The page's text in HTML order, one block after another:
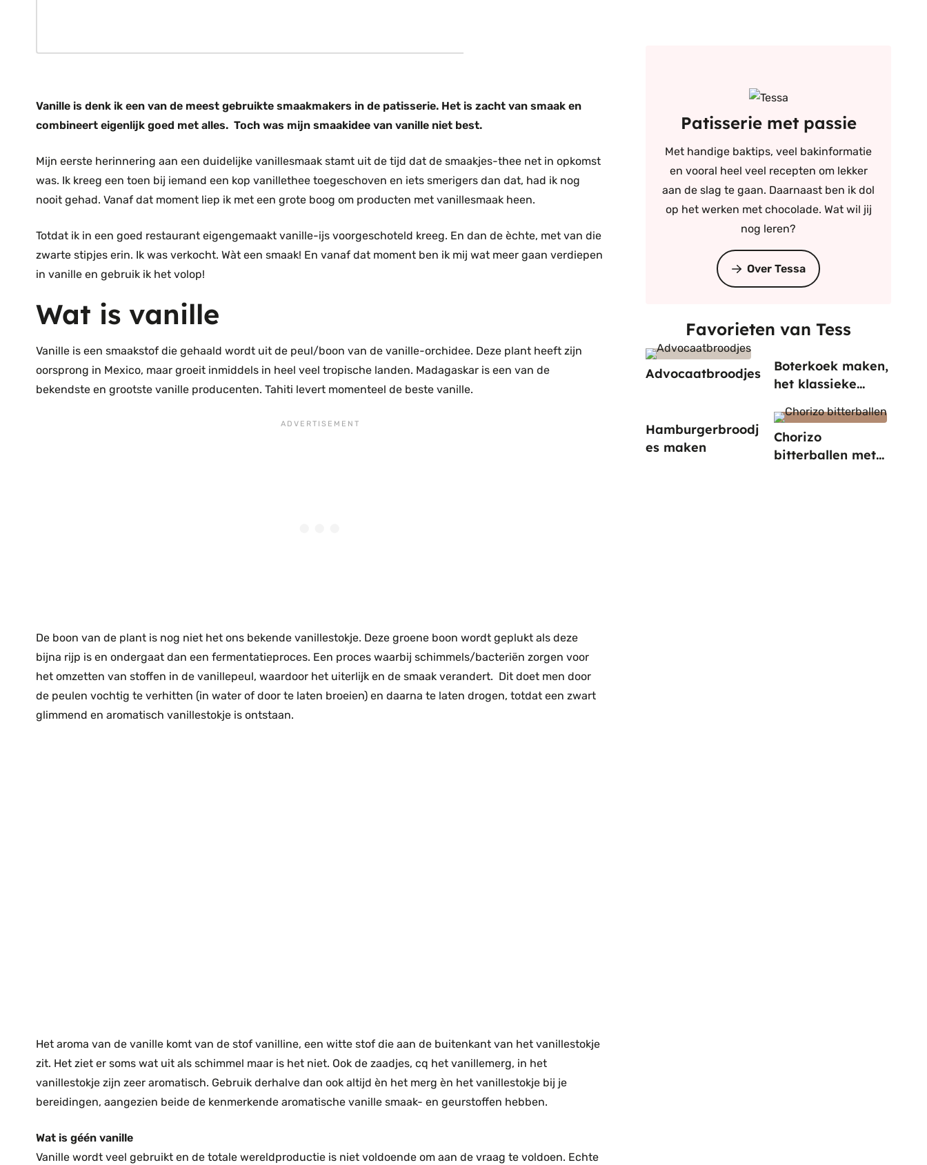
Vanille is denk ik een van de meest gebruikte smaakmakers in de patisserie. Het is zacht van smaak en
combineert eigenlijk goed met alles. Toch was mijn smaakidee van vanille niet best.
Mijn eerste herinnering aan een duidelijke vanillesmaak stamt uit de tijd dat de smaakjes-thee net in opkomst
was. Ik kreeg een toen bij iemand een kop vanillethee toegeschoven en iets smerigers dan dat, had ik nog
nooit gehad. Vanaf dat moment liep ik met een grote boog om producten met vanillesmaak heen.
Totdat ik in een goed restaurant eigengemaakt vanille-ijs voorgeschoteld kreeg. En dan de èchte, met van die
zwarte stipjes erin. Ik was verkocht. Wàt een smaak! En vanaf dat moment ben ik mij wat meer gaan verdiepen
in vanille en gebruik ik het volop!
Wat is vanille
Vanille is een smaakstof die gehaald wordt uit de peul/boon van de vanille-orchidee. Deze plant heeft zijn
oorsprong in Mexico, maar groeit inmiddels in heel veel tropische landen. Madagaskar is een van de
bekendste en grootste vanille producenten. Tahiti levert momenteel de beste vanille.
De boon van de plant is nog niet het ons bekende vanillestokje. Deze groene boon wordt geplukt als deze
bijna rijp is en ondergaat dan een fermentatieproces. Een proces waarbij schimmels/bacteriën zorgen voor
het omzetten van stoffen in de vanillepeul, waardoor het uiterlijk en de smaak verandert. Dit doet men door
de peulen vochtig te verhitten (in water of door te laten broeien) en daarna te laten drogen, totdat een zwart
glimmend en aromatisch vanillestokje is ontstaan.
Het aroma van de vanille komt van de stof vanilline, een witte stof die aan de buitenkant van het vanillestokje
zit. Het ziet er soms wat uit als schimmel maar is het niet. Ook de zaadjes, cq het vanillemerg, in het
vanillestokje zijn zeer aromatisch. Gebruik derhalve dan ook altijd èn het merg èn het vanillestokje bij je
bereidingen, aangezien beide de kenmerkende aromatische vanille smaak- en geurstoffen hebben.
Wat is géén vanille
Vanille wordt veel gebruikt en de totale wereldproductie is niet voldoende om aan de vraag te voldoen. Echte
Patisserie met passie
Met handige baktips, veel bakinformatie
en vooral heel veel recepten om lekker
aan de slag te gaan. Daarnaast ben ik dol
op het werken met chocolade. Wat wil jij
nog leren?
Over Tessa
Favorieten van Tess
Advocaatbroodjes
Boterkoek maken,
het klassieke
Hamburgerbroodj
es maken
Chorizo
bitterballen met